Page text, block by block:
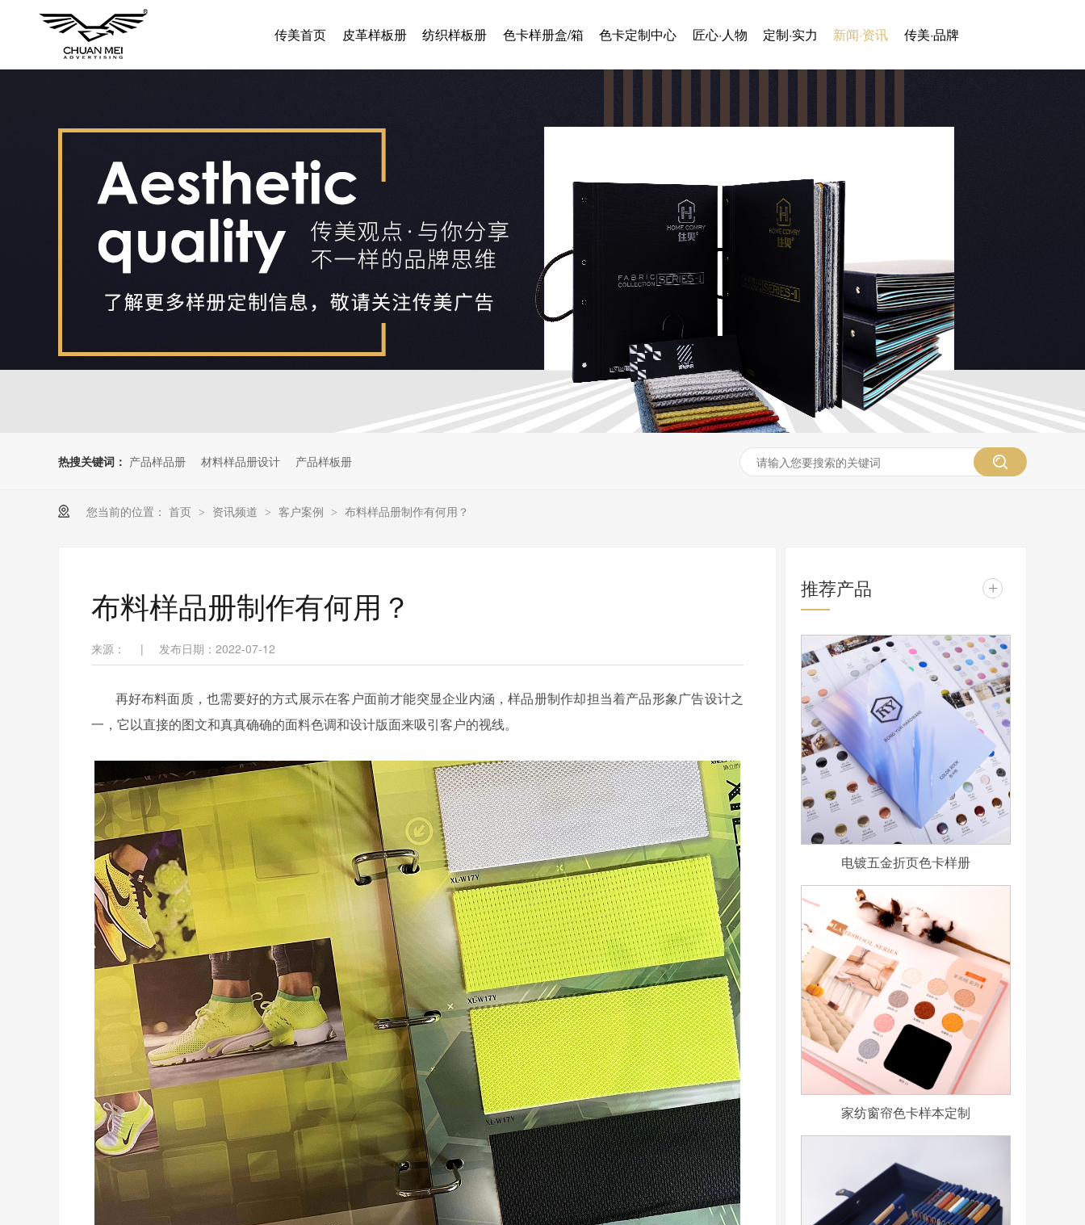
传美首页 皮革样板册 纺织样板册 色卡样册盒/箱 色卡定制中心 匠心·人物 定制·实力 新闻·资讯 传美·品牌
热搜关键词： 产品样品册 材料样品册设计 产品样板册
您当前的位置： 首页 > 资讯频道 > 客户案例 > 布料样品册制作有何用？
布料样品册制作有何用？
来源： | 发布日期：2022-07-12
再好布料面质，也需要好的方式展示在客户面前才能突显企业内涵，样品册制作却担当着产品形象广告设计之
一，它以直接的图文和真真确确的面料色调和设计版面来吸引客户的视线。
推荐产品 +
电镀五金折页色卡样册
家纺窗帘色卡样本定制